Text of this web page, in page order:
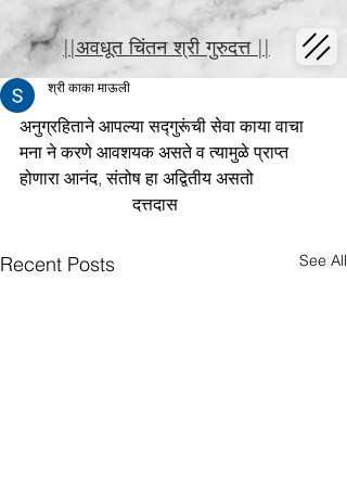
||अवधूत चिंतन श्री गुरुदत्त ||
श्री काका माऊली
अनुग्रहिताने आपल्या सद्गुरूंची सेवा काया वाचा
मना ने करणे आवशयक असते व त्यामुळे प्राप्त
होणारा आनंद, संतोष हा अद्वितीय असतो
                          दत्तदास
Recent Posts See All